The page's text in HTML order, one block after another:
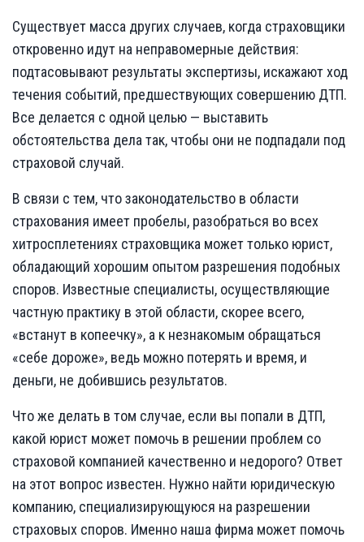
Существует масса других случаев, когда страховщики
откровенно идут на неправомерные действия:
подтасовывают результаты экспертизы, искажают ход
течения событий, предшествующих совершению ДТП.
Все делается с одной целью — выставить
обстоятельства дела так, чтобы они не подпадали под
страховой случай.
В связи с тем, что законодательство в области
страхования имеет пробелы, разобраться во всех
хитросплетениях страховщика может только юрист,
обладающий хорошим опытом разрешения подобных
споров. Известные специалисты, осуществляющие
частную практику в этой области, скорее всего,
«встанут в копеечку», а к незнакомым обращаться
«себе дороже», ведь можно потерять и время, и
деньги, не добившись результатов.
Что же делать в том случае, если вы попали в ДТП,
какой юрист может помочь в решении проблем со
страховой компанией качественно и недорого? Ответ
на этот вопрос известен. Нужно найти юридическую
компанию, специализирующуюся на разрешении
страховых споров. Именно наша фирма может помочь